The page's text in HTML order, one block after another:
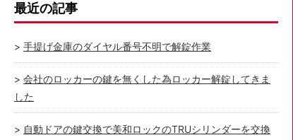
最近の記事
手提げ金庫のダイヤル番号不明で解錠作業
会社のロッカーの鍵を無くした為ロッカー解錠してきま
した
自動ドアの鍵交換で美和ロックのTRUシリンダーを交換